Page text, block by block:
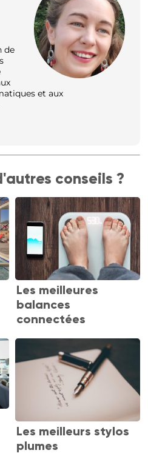
de
et aux
conseils ?
Les meilleures
balances
connectées
Les meilleurs stylos
plumes